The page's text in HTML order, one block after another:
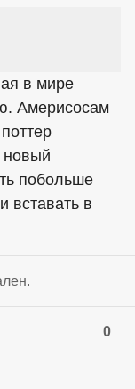
в мире
Америсосам
новый
побольше
вставать в
0